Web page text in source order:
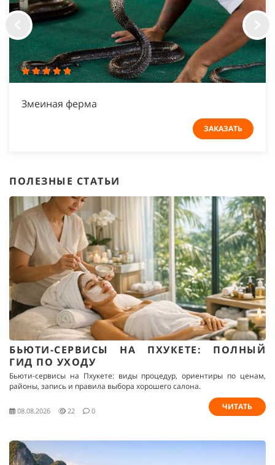
Змеиная ферма
ЗАКАЗАТЬ
ПОЛЕЗНЫЕ СТАТЬИ
БЬЮТИ-СЕРВИСЫ НА ПХУКЕТЕ: ПОЛНЫЙ
ГИД ПО УХОДУ
Бьюти-сервисы на Пхукете: виды процедур, ориентиры по ценам,
районы, запись и правила выбора хорошего салона.
08.08.2026 22 0 ЧИТАТЬ